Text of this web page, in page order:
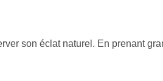
son éclat naturel. En prenant